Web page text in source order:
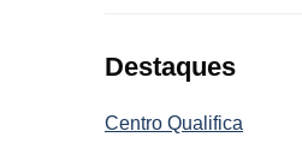
Destaques
Centro Qualifica